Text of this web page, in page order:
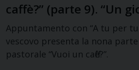
caffè?” (parte 9). “Un
Appuntamento con “A tu per tu
vescovo presenta la nona
pastorale “Vuoi un caffè?”.